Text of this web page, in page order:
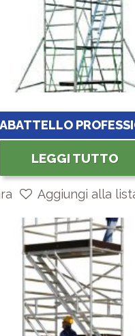
LEGGI TUTTO
Aggiungi alla